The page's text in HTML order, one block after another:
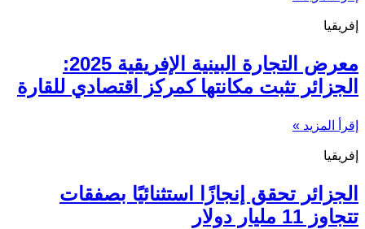
إفريقيا
معرض التجارة البينية الإفريقية 2025:
الجزائر تثبت مكانتها كمركز اقتصادي للقارة
إقرأ المزيد »
إفريقيا
الجزائر تحقق إنجازًا استثنائيًا بصفقات
تتجاوز 11 مليار دولار